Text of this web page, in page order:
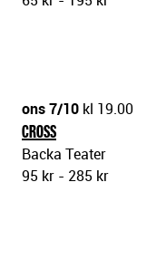
ons 7/10 kl 19.00
CROSS
Backa Teater
95 kr - 285 kr